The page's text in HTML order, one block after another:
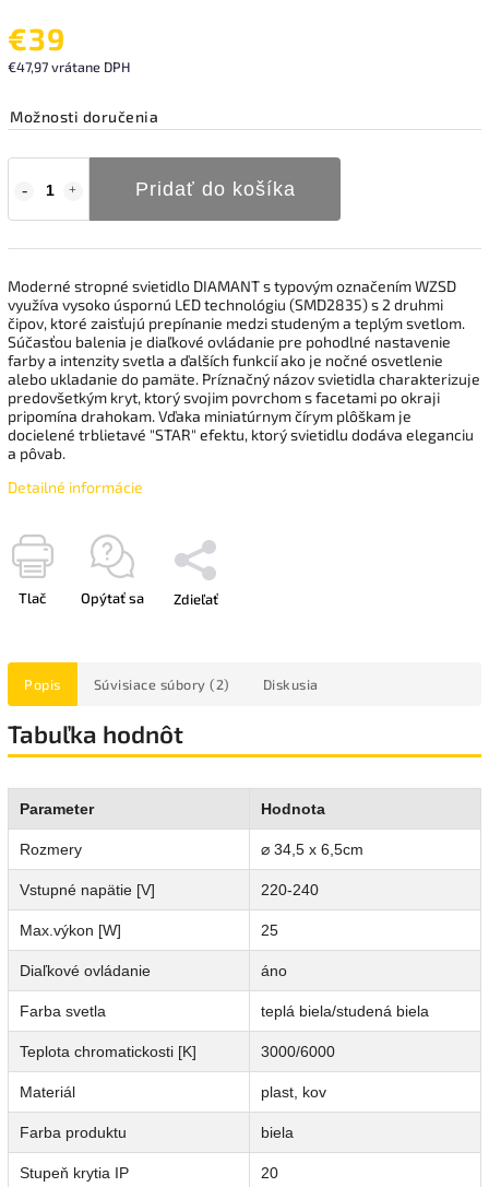
€39
€47,97 vrátane DPH
Možnosti doručenia
Pridať do košíka
Moderné stropné svietidlo DIAMANT s typovým označením WZSD
využíva vysoko úspornú LED technológiu (SMD2835) s 2 druhmi
čipov, ktoré zaisťujú prepínanie medzi studeným a teplým svetlom.
Súčasťou balenia je diaľkové ovládanie pre pohodlné nastavenie
farby a intenzity svetla a ďalších funkcií ako je nočné osvetlenie
alebo ukladanie do pamäte. Príznačný názov svietidla charakterizuje
predovšetkým kryt, ktorý svojim povrchom s facetami po okraji
pripomína drahokam. Vďaka miniatúrnym čírym plôškam je
docielené trblietavé "STAR" efektu, ktorý svietidlu dodáva eleganciu
a pôvab.
Detailné informácie
Tlač Opýtať sa Zdieľať
Popis Súvisiace súbory (2) Diskusia
Tabuľka hodnôt
Parameter Hodnota
Rozmery ⌀ 34,5 x 6,5cm
Vstupné napätie [V] 220-240
Max.výkon [W] 25
Diaľkové ovládanie áno
Farba svetla teplá biela/studená biela
Teplota chromatickosti [K] 3000/6000
Materiál plast, kov
Farba produktu biela
Stupeň krytia IP 20